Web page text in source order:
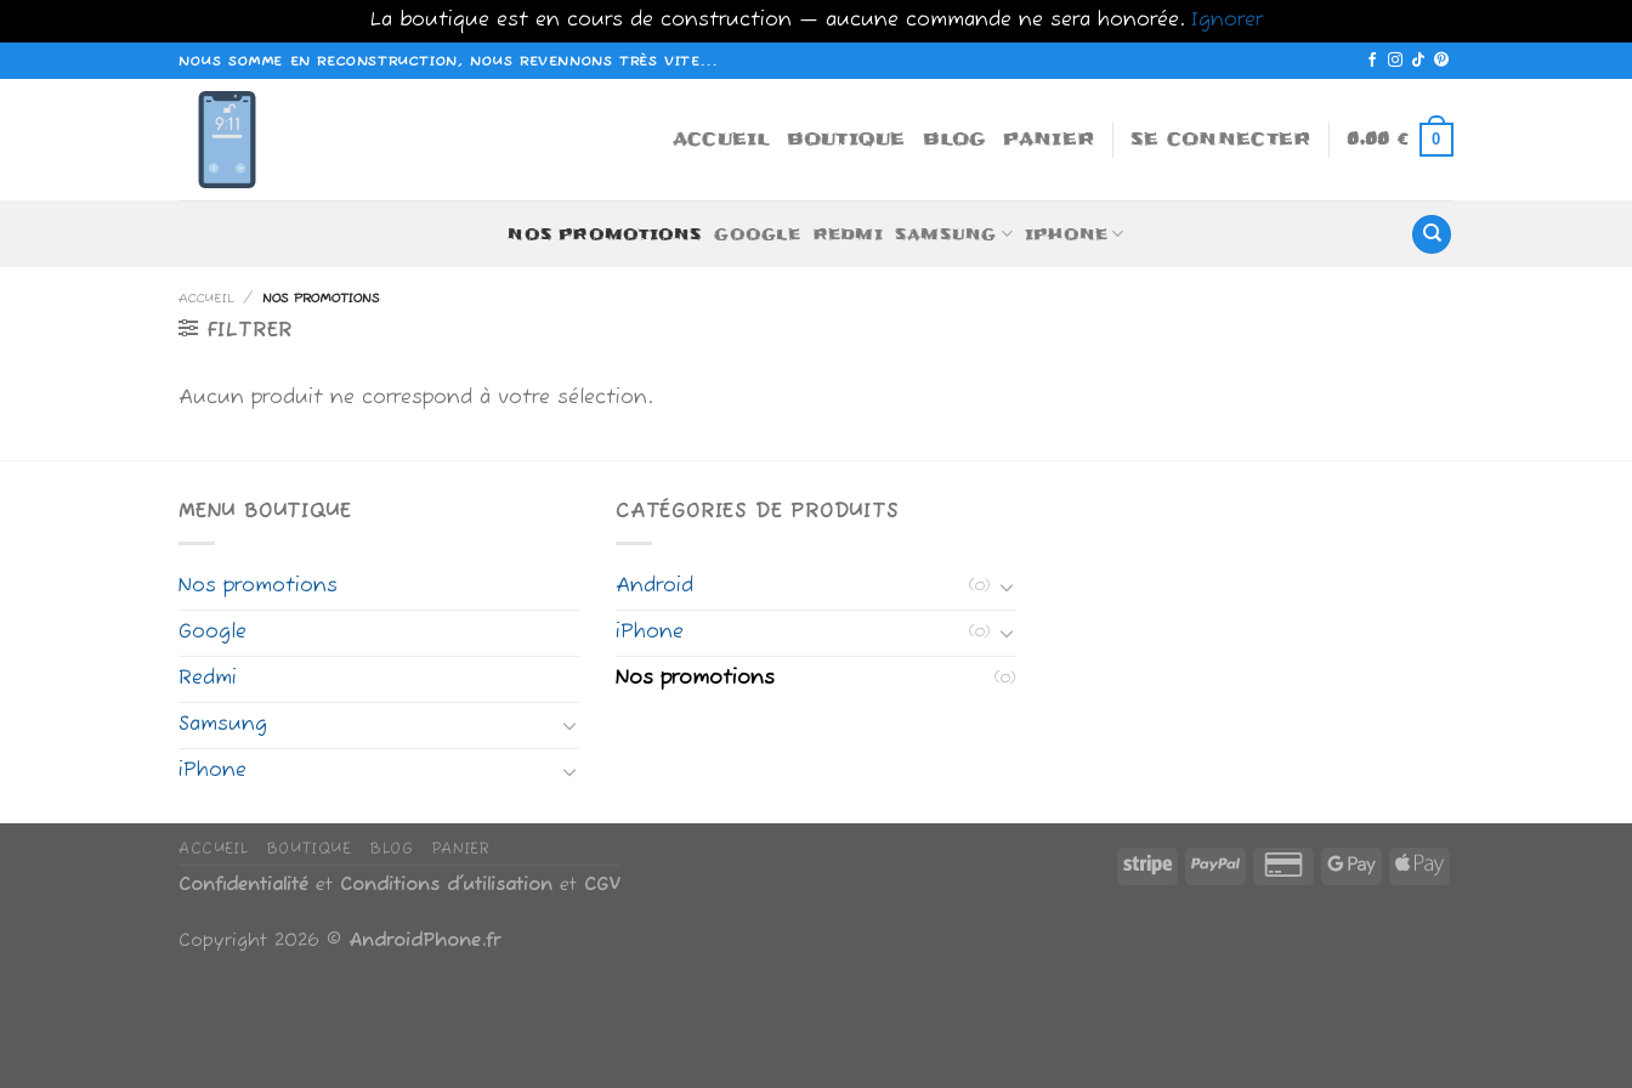
La boutique est en cours de construction — aucune commande ne sera honorée. Ignorer
au
NOUS SOMME EN RECONSTRUCTION, NOUS REVENNONS TRÈS VITE...
ACCUEIL BOUTIQUE BLOG PANIER SE CONNECTER 0,00 € 0
NOS PROMOTIONS GOOGLE REDMI SAMSUNG IPHONE
ACCUEIL / NOS PROMOTIONS
FILTRER
Aucun produit ne correspond à votre sélection.
MENU BOUTIQUE
Nos promotions
Google
Redmi
Samsung
iPhone
CATÉGORIES DE PRODUITS
Android (0)
iPhone (0)
Nos promotions (0)
ACCUEIL BOUTIQUE BLOG PANIER
Confidentialité et Conditions d'utilisation et CGV
Copyright 2026 © AndroidPhone.fr